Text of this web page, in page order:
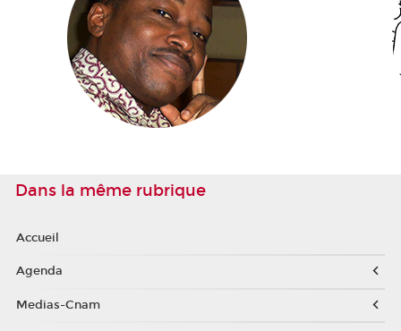
Dans la même rubrique
Accueil
Agenda
Medias-Cnam